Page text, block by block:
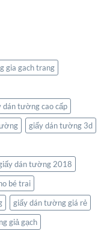
gia gach trang
dán tường cao cấp
giấy dán tường 3d
dán tường 2018
bé trai
giấy dán tường giá rẻ
giả gạch